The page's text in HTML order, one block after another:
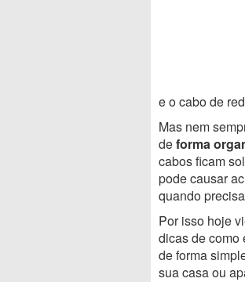
e o cabo de
Mas nem
deforma
cabos ficam
pode causar
quando
Por isso hoje
dicas de como
de forma
sua casa ou